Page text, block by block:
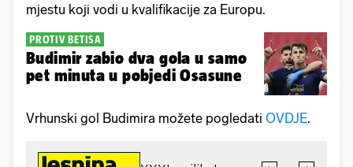
mjestu koji vodi u kvalifikacije za Europu.
PROTIV BETISA
Budimir zabio dva gola u samo
pet minuta u pobjedi Osasune
Vrhunski gol Budimira možete pogledati OVDJE.